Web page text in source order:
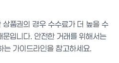
품권의 경우 수수료가 더 높을 수
입니다. 안전한 거래를 위해서는
는 가이드라인을 참고하세요.